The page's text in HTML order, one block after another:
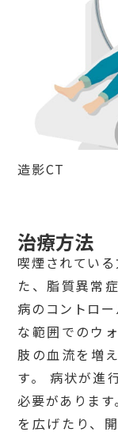
造影CT
治療方法
喫煙されてい
た、脂質異常
病のコントロ
な範囲でのウ
肢の血流を増
す。 病状が進
必要がありま
を広げたり、